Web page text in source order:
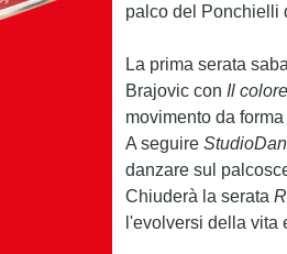
palco del Ponchielli
La prima serata
Brajovic con Il
movimento da
A seguire
danzare sul
Chiuderà la serata
l'evolversi della vita